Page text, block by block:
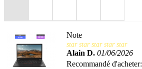
Note
star star star star star
Alain D. 01/06/2026
Recommandé d'acheter: